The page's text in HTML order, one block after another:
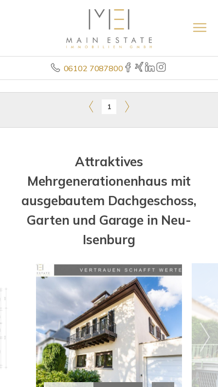
06102 7087800
1
Attraktives
Mehrgenerationenhaus mit
ausgebautem Dachgeschoss,
Garten und Garage in Neu-
Isenburg